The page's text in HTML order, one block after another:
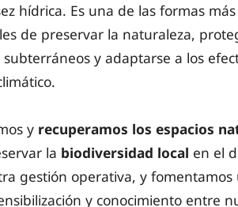
hídrica. Es una de las formas más
de preservar la naturaleza,
subterráneos y adaptarse a los
y recuperamos los espacios
la biodiversidad local en el
gestión operativa, y fomentamos
y conocimiento entre